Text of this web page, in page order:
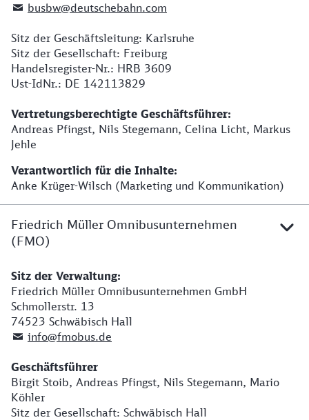
busbw@deutschebahn.com
Sitz der Geschäftsleitung: Karlsruhe
Sitz der Gesellschaft: Freiburg
Handelsregister-Nr.: HRB 3609
Ust-IdNr.: DE 142113829
Vertretungsberechtigte Geschäftsführer:
Andreas Pfingst, Nils Stegemann, Celina Licht, Markus
Jehle
Verantwortlich für die Inhalte:
Anke Krüger-Wilsch (Marketing und Kommunikation)
Friedrich Müller Omnibusunternehmen
(FMO)
Sitz der Verwaltung:
Friedrich Müller Omnibusunternehmen GmbH
Schmollerstr. 13
74523 Schwäbisch Hall
info@fmobus.de
Geschäftsführer
Birgit Stoib, Andreas Pfingst, Nils Stegemann, Mario
Köhler
Sitz der Gesellschaft: Schwäbisch Hall